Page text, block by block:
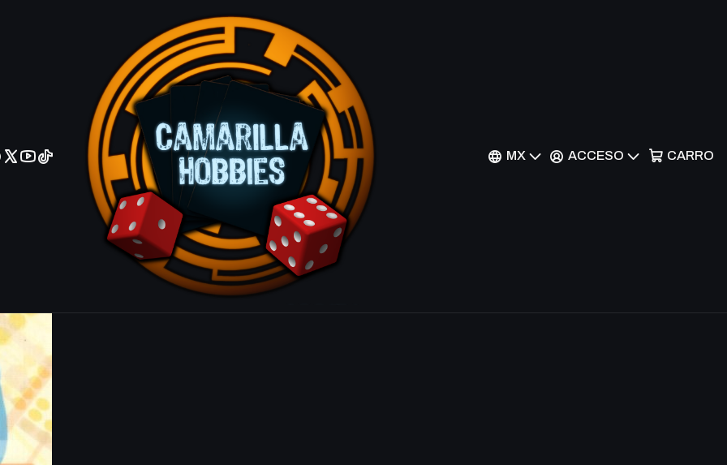
MX ACCESO CARRO
Buoyant Behavior, Silica - SAO/S51-
E063 - C
|
Mostrar stock de ubicaciones
COMPARTIR ESTE PRODUCTO